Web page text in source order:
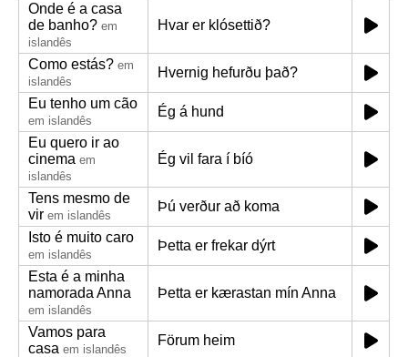
Onde é a casa
de banho? em
islandês
Hvar er klósettið?
Como estás? em
islandês
Hvernig hefurðu það?
Eu tenho um cão
em islandês
Ég á hund
Eu quero ir ao
cinema em
islandês
Ég vil fara í bíó
Tens mesmo de
vir em islandês
Þú verður að koma
Isto é muito caro
em islandês
Þetta er frekar dýrt
Esta é a minha
namorada Anna
em islandês
Þetta er kærastan mín Anna
Vamos para
casa em islandês
Förum heim